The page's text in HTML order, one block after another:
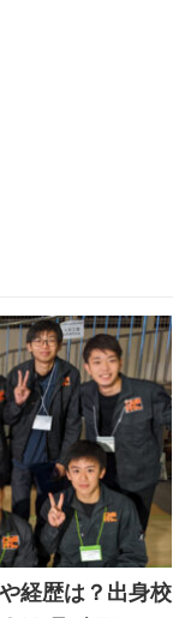
経歴は？出身校